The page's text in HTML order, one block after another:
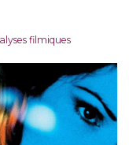
filmiques